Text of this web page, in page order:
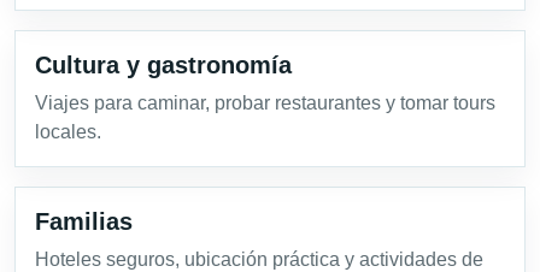
Cultura y gastronomía
Viajes para caminar, probar restaurantes y tomar tours
locales.
Familias
Hoteles seguros, ubicación práctica y actividades de